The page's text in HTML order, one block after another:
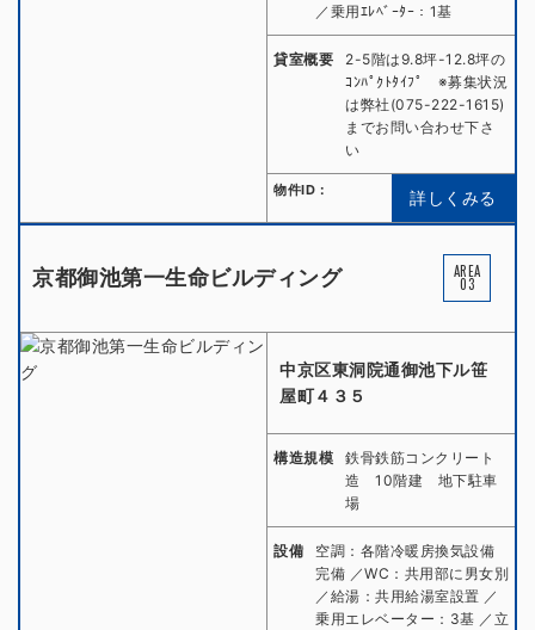
／乗用ｴﾚﾍﾞｰﾀｰ：1基
貸室概要
2-5階は9.8坪-12.8坪の
ｺﾝﾊﾟｸﾄﾀｲﾌﾟ ※募集状況
は弊社(075-222-1615)
までお問い合わせ下さ
い
物件ID： 詳しくみる
京都御池第一生命ビルディング AREA
03
中京区東洞院通御池下ル笹
屋町４３５
構造規模
鉄骨鉄筋コンクリート
造 10階建 地下駐車
場
設備
空調：各階冷暖房換気設備
完備 ／WC：共用部に男女別
／給湯：共用給湯室設置 ／
乗用エレベーター：3基 ／立